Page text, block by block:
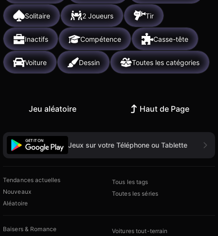
Solitaire 2 Joueurs Tir
Inactifs Compétence Casse-tête
Voiture Dessin Toutes les catégories
Jeu aléatoire Haut de Page
Jeux sur votre Téléphone ou Tablette
Tendances actuelles
Nouveaux
Aléatoire
Tous les tags
Toutes les séries
Baisers & Romance
Voitures tout-terrain